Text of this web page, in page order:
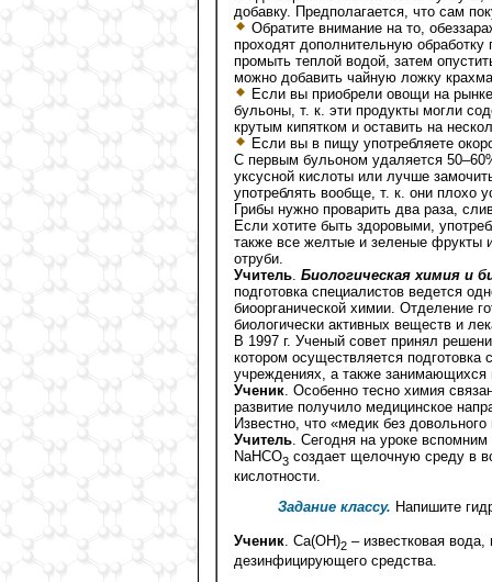
добавку. Предполагается, что сам
Обратите внимание на то,
проходят дополнительную
промыть теплой водой, затем
можно добавить чайную ложку
Если вы приобрели овощи на
бульоны, т. к. эти продукты могли
крутым кипятком и оставить на
Если вы в пищу употребляете
С первым бульоном удаляется
уксусной кислоты или лучше
употреблять вообще, т. к. они плохо
Грибы нужно проварить два раза,
Если хотите быть здоровыми,
также все желтые и зеленые фрукты
отруби.
Учитель. Биологическая химия и
подготовка специалистов ведется
биоорганической химии. Отделение
биологически активных веществ и
В 1997 г. Ученый совет принял
котором осуществляется подготовка
учреждениях, а также занимающихся
Ученик. Особенно тесно химия
развитие получило медицинское
Известно, что «медик без
Учитель. Сегодня на уроке
NaHCO3 cоздает щелочную среду в
кислотности.
Задание классу. Напишите
Ученик. Са(ОН)2 – известковая
дезинфицирующего средства.